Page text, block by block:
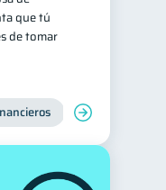
4
que tú
de tomar
Manejo de